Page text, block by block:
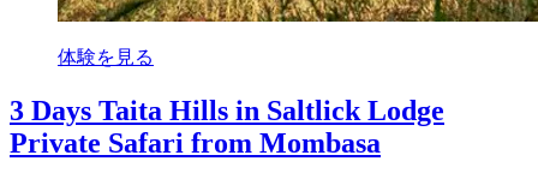
体験を見る
3 Days Taita Hills in Saltlick Lodge
Private Safari from Mombasa